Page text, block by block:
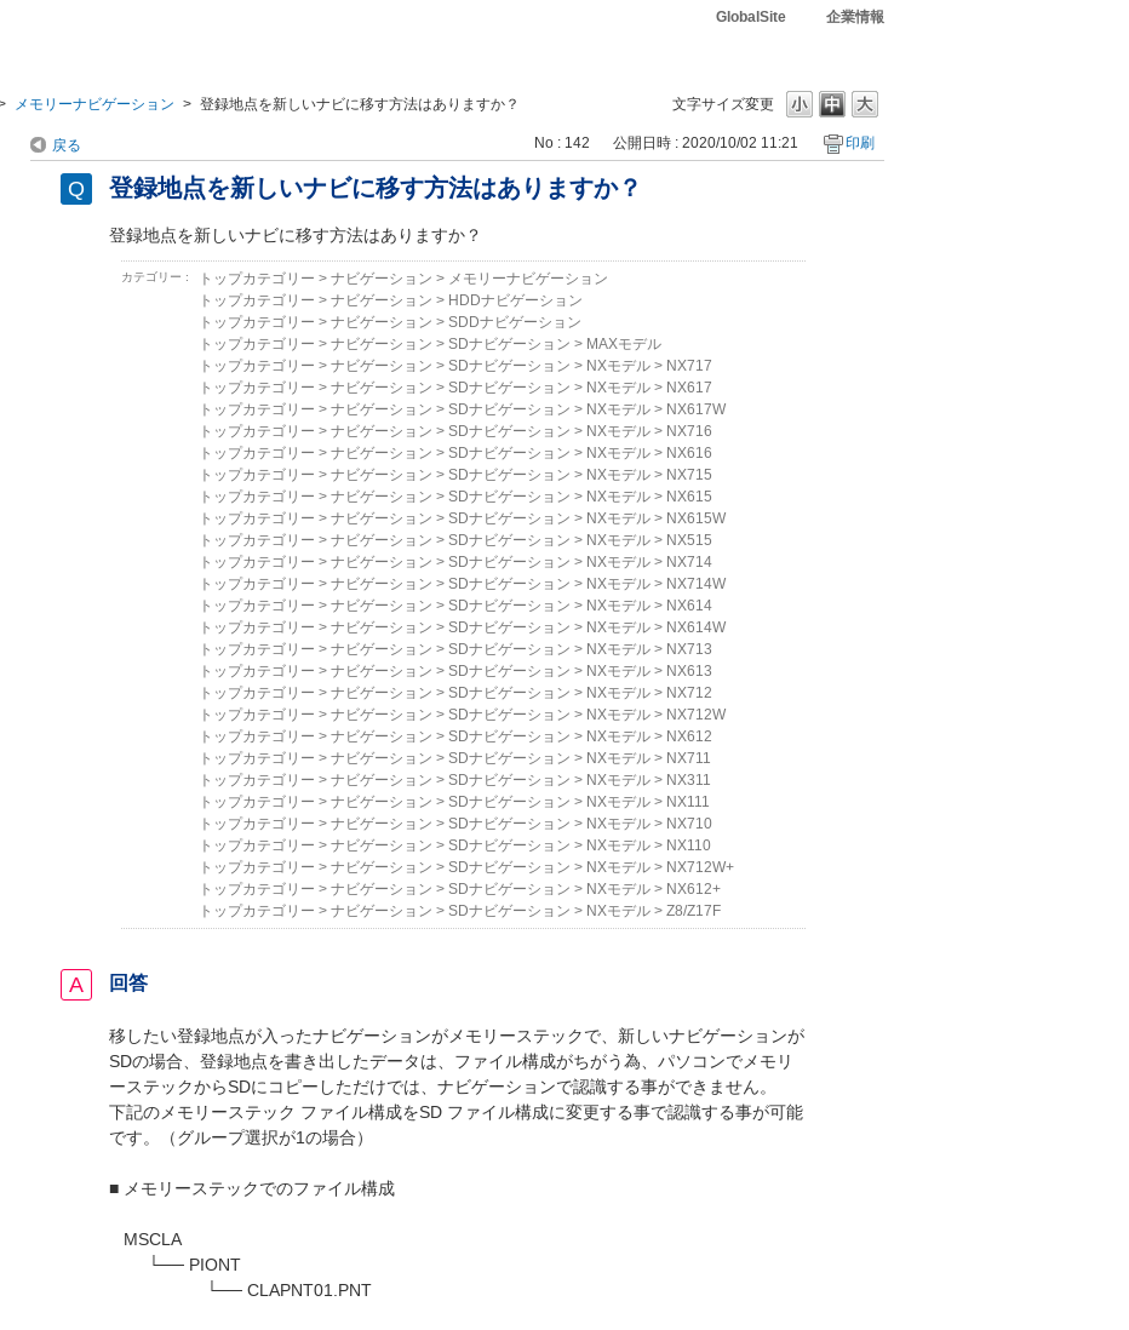
GlobalSite 企業情報
文字サイズ変更
メモリーナビゲーション > 登録地点を新しいナビに移す方法はありますか？
戻る No : 142 公開日時 : 2020/10/02 11:21 印刷
登録地点を新しいナビに移す方法はありますか？
登録地点を新しいナビに移す方法はありますか？
カテゴリー : トップカテゴリー > ナビゲーション > メモリーナビゲーション
トップカテゴリー > ナビゲーション > HDDナビゲーション
トップカテゴリー > ナビゲーション > SDDナビゲーション
トップカテゴリー > ナビゲーション > SDナビゲーション > MAXモデル
トップカテゴリー > ナビゲーション > SDナビゲーション > NXモデル > NX717
トップカテゴリー > ナビゲーション > SDナビゲーション > NXモデル > NX617
トップカテゴリー > ナビゲーション > SDナビゲーション > NXモデル > NX617W
トップカテゴリー > ナビゲーション > SDナビゲーション > NXモデル > NX716
トップカテゴリー > ナビゲーション > SDナビゲーション > NXモデル > NX616
トップカテゴリー > ナビゲーション > SDナビゲーション > NXモデル > NX715
トップカテゴリー > ナビゲーション > SDナビゲーション > NXモデル > NX615
トップカテゴリー > ナビゲーション > SDナビゲーション > NXモデル > NX615W
トップカテゴリー > ナビゲーション > SDナビゲーション > NXモデル > NX515
トップカテゴリー > ナビゲーション > SDナビゲーション > NXモデル > NX714
トップカテゴリー > ナビゲーション > SDナビゲーション > NXモデル > NX714W
トップカテゴリー > ナビゲーション > SDナビゲーション > NXモデル > NX614
トップカテゴリー > ナビゲーション > SDナビゲーション > NXモデル > NX614W
トップカテゴリー > ナビゲーション > SDナビゲーション > NXモデル > NX713
トップカテゴリー > ナビゲーション > SDナビゲーション > NXモデル > NX613
トップカテゴリー > ナビゲーション > SDナビゲーション > NXモデル > NX712
トップカテゴリー > ナビゲーション > SDナビゲーション > NXモデル > NX712W
トップカテゴリー > ナビゲーション > SDナビゲーション > NXモデル > NX612
トップカテゴリー > ナビゲーション > SDナビゲーション > NXモデル > NX711
トップカテゴリー > ナビゲーション > SDナビゲーション > NXモデル > NX311
トップカテゴリー > ナビゲーション > SDナビゲーション > NXモデル > NX111
トップカテゴリー > ナビゲーション > SDナビゲーション > NXモデル > NX710
トップカテゴリー > ナビゲーション > SDナビゲーション > NXモデル > NX110
トップカテゴリー > ナビゲーション > SDナビゲーション > NXモデル > NX712W+
トップカテゴリー > ナビゲーション > SDナビゲーション > NXモデル > NX612+
トップカテゴリー > ナビゲーション > SDナビゲーション > NXモデル > Z8/Z17F
回答
移したい登録地点が入ったナビゲーションがメモリーステックで、新しいナビゲーションが
SDの場合、登録地点を書き出したデータは、ファイル構成がちがう為、パソコンでメモリ
ーステックからSDにコピーしただけでは、ナビゲーションで認識する事ができません。
下記のメモリーステック ファイル構成をSD ファイル構成に変更する事で認識する事が可能
です。（グループ選択が1の場合）
■ メモリーステックでのファイル構成
MSCLA
└── PIONT
└── CLAPNT01.PNT